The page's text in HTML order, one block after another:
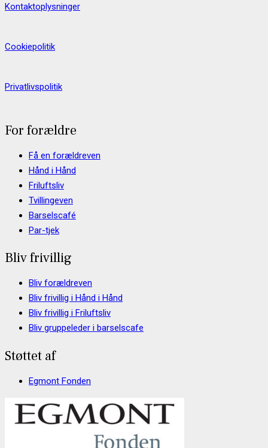
Kontaktoplysninger
Cookiepolitik
Privatlivspolitik
For forældre
Få en forældreven
Hånd i Hånd
Friluftsliv
Tvillingeven
Barselscafé
Par-tjek
Bliv frivillig
Bliv forældreven
Bliv frivillig i Hånd i Hånd
Bliv frivillig i Friluftsliv
Bliv gruppeleder i barselscafe
Støttet af
Egmont Fonden